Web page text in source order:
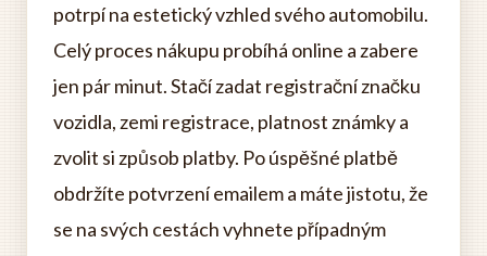
potrpí na estetický vzhled svého automobilu.
Celý proces nákupu probíhá online a zabere
jen pár minut. Stačí zadat registrační značku
vozidla, zemi registrace, platnost známky a
zvolit si způsob platby. Po úspěšné platbě
obdržíte potvrzení emailem a máte jistotu, že
se na svých cestách vyhnete případným